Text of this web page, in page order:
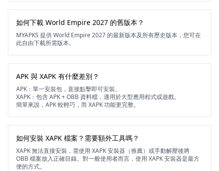
如何下載 World Empire 2027 的舊版本？
MYAPKS 提供 World Empire 2027 的最新版本及所有歷史版本，您可在
此自由下載所需版本。
APK 與 XAPK 有什麼差別？
APK：單一安裝包，直接點擊即可安裝。
XAPK：包含 APK + OBB 資料檔，適用於大型應用程式或遊戲。
簡單來說，APK 較輕巧，而 XAPK 功能更完整。
如何安裝 XAPK 檔案？需要額外工具嗎？
XAPK 無法直接安裝，需使用 XAPK 安裝器（推薦）或手動解壓後將
OBB 檔案放入正確目錄。對一般使用者而言，使用 XAPK 安裝器是最方
便的方式。